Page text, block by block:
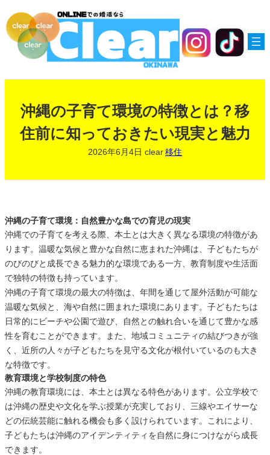
容
を
沖縄の子育て環境の特徴とは？移
住前に知っておきたい現実と魅力
2026年6月4日 clear 移住
沖縄の子育て環境：自然豊かな島での育児の現実
沖縄での子育てを考える際、本土とは大きく異なる環境の特徴があ
ります。温暖な気候と豊かな自然に恵まれた沖縄は、子どもたちが
のびのびと成長できる魅力的な環境である一方、教育制度や生活面
で独特の特徴も持っています。
沖縄の子育て環境の最大の特徴は、年間を通じて屋外活動が可能な
温暖な気候と、海や自然に囲まれた環境にあります。子どもたちは
日常的にビーチや公園で遊び、自然との触れ合いを通じて豊かな感
性を育むことができます。また、地域コミュニティの結びつきが強
く、近所の人々が子どもたちを見守る文化が根付いているのも大き
な特徴です。
教育環境と学校制度の特色
沖縄の教育環境には、本土とは異なる特色があります。公立学校で
は沖縄の歴史や文化を学ぶ授業が充実しており、三線やエイサーな
どの伝統芸能に触れる機会も多く設けられています。これにより、
子どもたちは沖縄のアイデンティティを自然に身につけながら成長
できます。